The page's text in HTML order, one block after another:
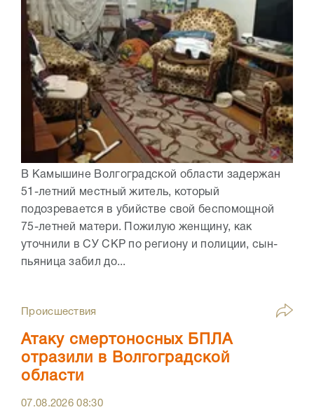
В Камышине Волгоградской области задержан
51-летний местный житель, который
подозревается в убийстве свой беспомощной
75-летней матери. Пожилую женщину, как
уточнили в СУ СКР по региону и полиции, сын-
пьяница забил до...
Происшествия
Атаку смертоносных БПЛА
отразили в Волгоградской
области
07.08.202608:30